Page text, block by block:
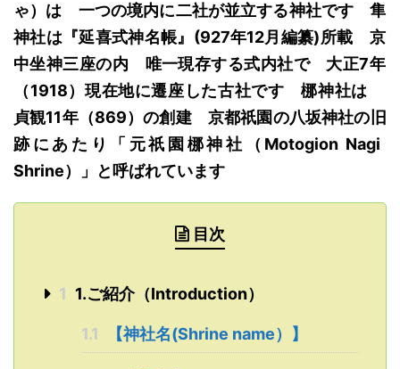
ゃ） は 一つの境内に二社が並立する神社です隼
神社は 『延喜式神名帳』(927年12月編纂)所載 京
中坐神三座の内 唯一現存する式内社で 大正7年
（1918）現在地に遷座した古社です 梛神社は
貞観11年（869）の創建 京都祇園の八坂神社の旧
跡にあたり「 元祇園梛神社 （Motogion Nagi
Shrine） 」と呼ばれています
目次
1 1.ご紹介（Introduction）
1.1 【神社名(Shrine name）】